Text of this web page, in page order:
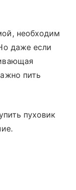
необходим
даже если
пить
пуховик